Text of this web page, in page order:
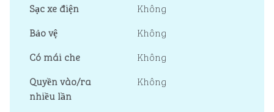
Sạc xe điện
Không
Bảo vệ
Không
Có mái che
Không
Quyền vào/ra
nhiều lần
Không